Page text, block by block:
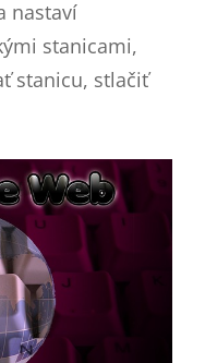
nastaví
stanicami,
stanicu, stlačiť